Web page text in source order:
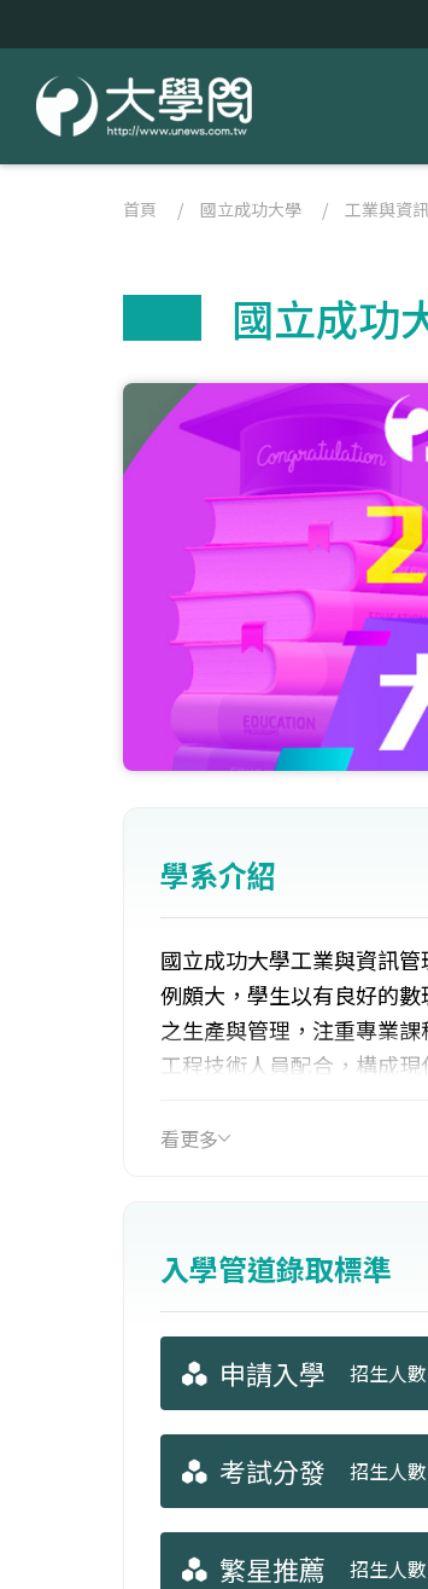
首頁 / 國立成功大學 / 工業與資
國立成功
學系介紹
國立成功大學工業與資訊
例頗大，學生以有良好的
之生產與管理，注重專業
工程技術人員配合，構成
看更多
入學管道錄取標準
申請入學 招生人
考試分發 招生人
繁星推薦 招生人